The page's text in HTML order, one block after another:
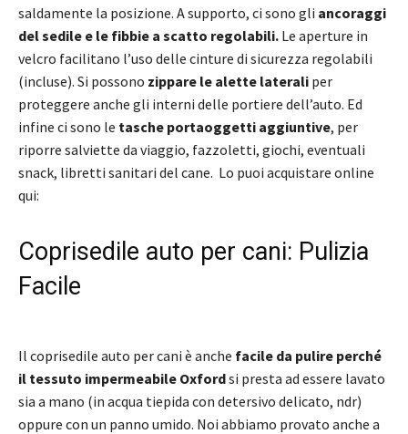
saldamente la posizione. A supporto, ci sono gli ancoraggi
del sedile e le fibbie a scatto regolabili. Le aperture in
velcro facilitano l’uso delle cinture di sicurezza regolabili
(incluse). Si possono zippare le alette laterali per
proteggere anche gli interni delle portiere dell’auto. Ed
infine ci sono le tasche portaoggetti aggiuntive, per
riporre salviette da viaggio, fazzoletti, giochi, eventuali
snack, libretti sanitari del cane. Lo puoi acquistare online
qui:
Coprisedile auto per cani: Pulizia
Facile
Il coprisedile auto per cani è anche facile da pulire perché
il tessuto impermeabile Oxfordsi presta ad essere lavato
sia a mano (in acqua tiepida con detersivo delicato, ndr)
oppure con un panno umido. Noi abbiamo provato anche a